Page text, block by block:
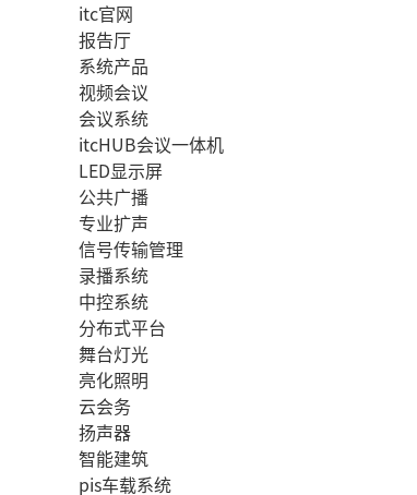
itc官网
报告厅
系统产品
视频会议
会议系统
itcHUB会议一体机
LED显示屏
公共广播
专业扩声
信号传输管理
录播系统
中控系统
分布式平台
舞台灯光
亮化照明
云会务
扬声器
智能建筑
pis车载系统